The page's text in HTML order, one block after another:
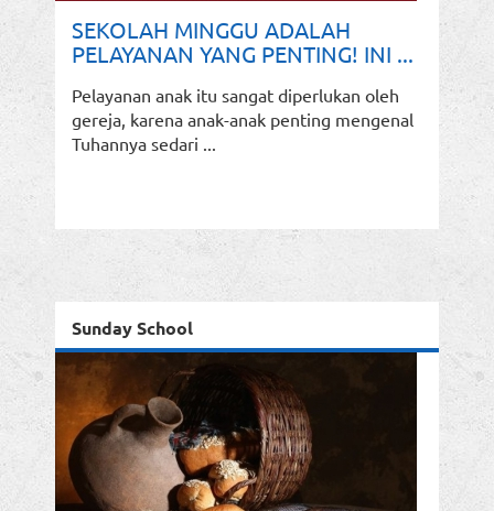
SEKOLAH MINGGU ADALAH
PELAYANAN YANG PENTING! INI ...
Pelayanan anak itu sangat diperlukan oleh
gereja, karena anak-anak penting mengenal
Tuhannya sedari ...
Sunday School